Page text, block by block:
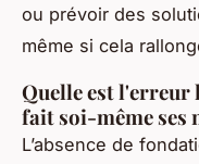
ou prévoir des
même si cela
Quelle est l'erreur
fait soi-même ses
L’absence de